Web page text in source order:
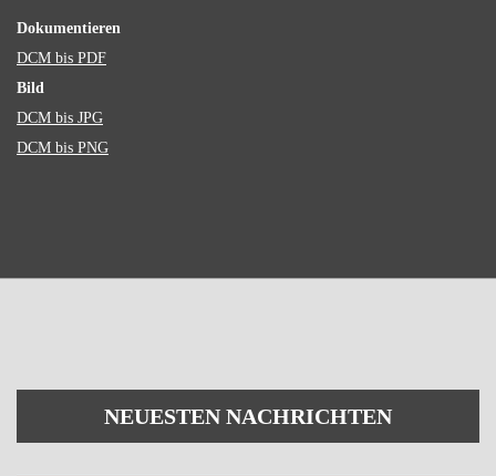
Dokumentieren
DCM bis PDF
Bild
DCM bis JPG
DCM bis PNG
NEUESTEN NACHRICHTEN